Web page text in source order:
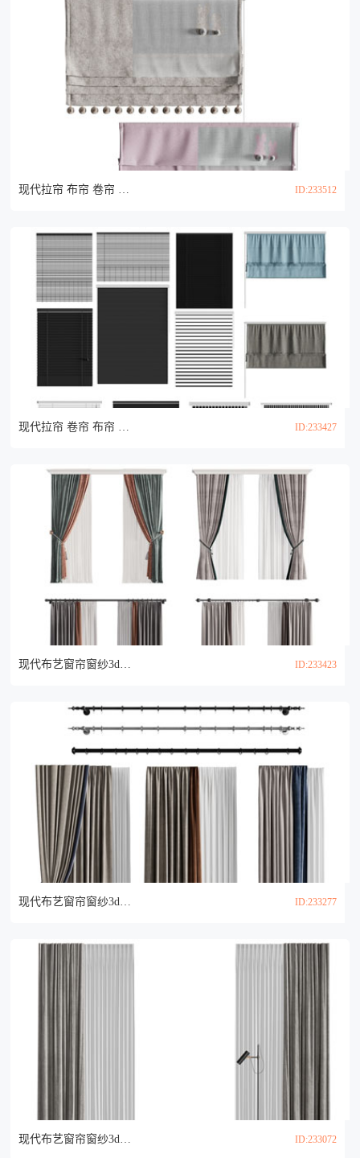
现代拉帘 布帘 卷帘 窗帘3d模型 ID:233512
现代拉帘 卷帘 布帘 罗马窗帘3d模型 ID:233427
现代布艺窗帘窗纱3d模型 ID:233423
现代布艺窗帘窗纱3d模型 ID:233277
现代布艺窗帘窗纱3d模型 ID:233072